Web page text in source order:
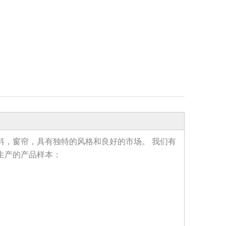
窗帘，具有独特的风格和良好的市场。 我们有
产的产品样本：